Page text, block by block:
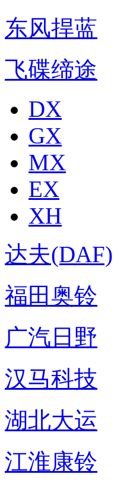
东风捍蓝
飞碟缔途
DX
GX
MX
EX
XH
达夫(DAF)
福田奥铃
广汽日野
汉马科技
湖北大运
江淮康铃